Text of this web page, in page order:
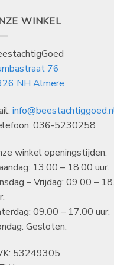
WINKEL
76
NH Almere
036-5230258
winkel openingstijden:
13.00 – 18.00 uur.
– Vrijdag: 09.00 –
09.00 – 17.00 uur.
Gesloten.
53249305